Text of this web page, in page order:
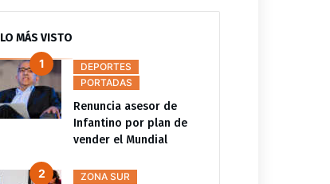
LO MÁS VISTO
DEPORTES
PORTADAS
Renuncia asesor de
Infantino por plan de
vender el Mundial
ZONA SUR